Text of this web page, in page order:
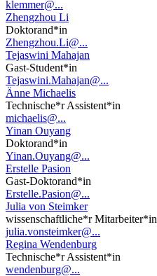
klemmer@...
Zhengzhou Li
Doktorand*in
Zhengzhou.Li@...
Tejaswini Mahajan
Gast-Student*in
Tejaswini.Mahajan@...
Änne Michaelis
Technische*r Assistent*in
michaelis@...
Yinan Ouyang
Doktorand*in
Yinan.Ouyang@...
Erstelle Pasion
Gast-Doktorand*in
Erstelle.Pasion@...
Julia von Steimker
wissenschaftliche*r Mitarbeiter*in
julia.vonsteimker@...
Regina Wendenburg
Technische*r Assistent*in
wendenburg@...